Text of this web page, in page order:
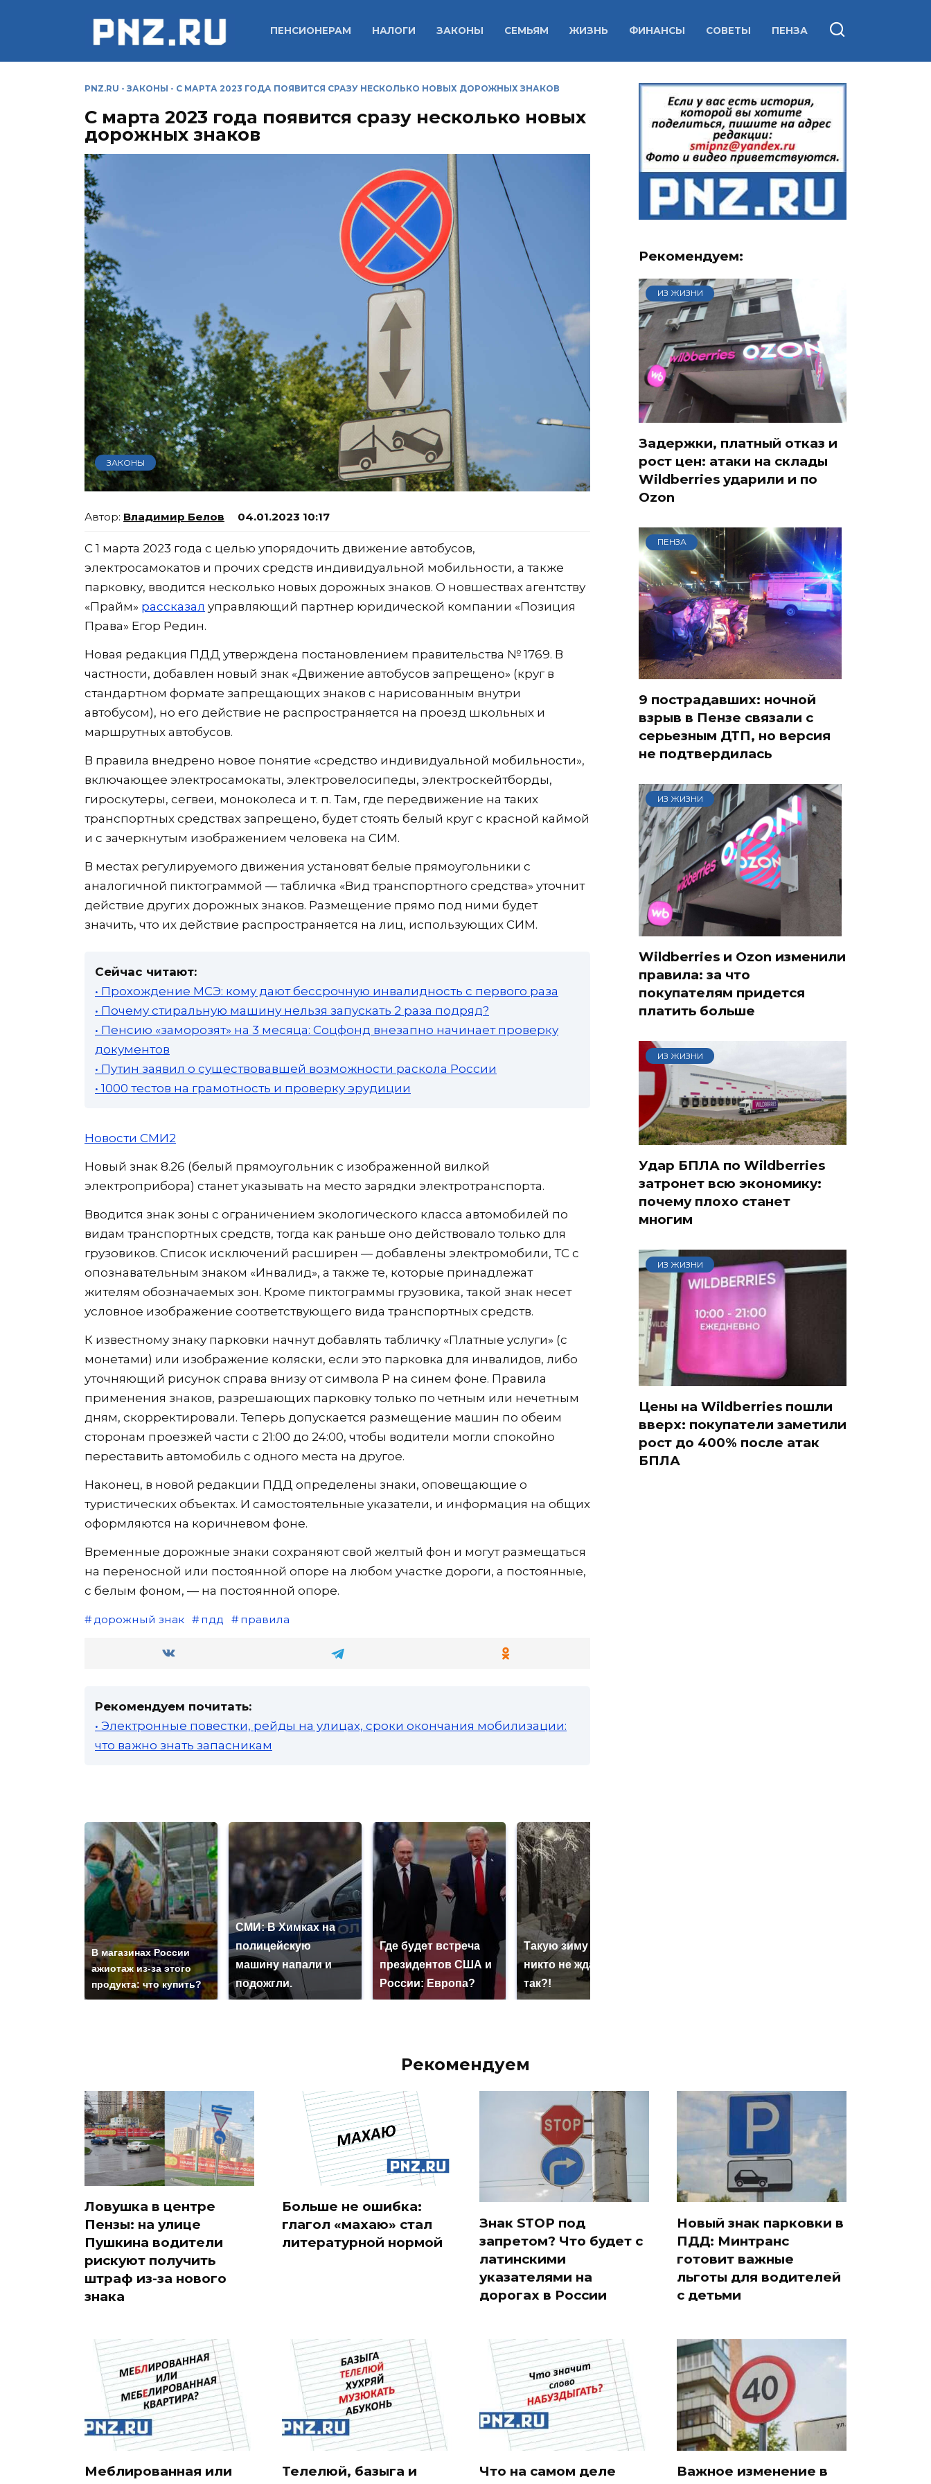
ПЕНСИОНЕРАМ НАЛОГИ ЗАКОНЫ СЕМЬЯМ ЖИЗНЬ ФИНАНСЫ СОВЕТЫ ПЕНЗА
PNZ.RU - ЗАКОНЫ - С МАРТА 2023 ГОДА ПОЯВИТСЯ СРАЗУ НЕСКОЛЬКО НОВЫХ ДОРОЖНЫХ ЗНАКОВ
С марта 2023 года появится сразу несколько новых
дорожных знаков
ЗАКОНЫ
Владимир Белов 04.01.2023 10:17
С 1 марта 2023 года с целью упорядочить движение автобусов,
электросамокатов и прочих средств индивидуальной мобильности, а также
парковку, вводится несколько новых дорожных знаков. О новшествах агентству
«Прайм» рассказал управляющий партнер юридической компании «Позиция
Права» Егор Редин.
Новая редакция ПДД утверждена постановлением правительства № 1769. В
частности, добавлен новый знак «Движение автобусов запрещено» (круг в
стандартном формате запрещающих знаков с нарисованным внутри
автобусом), но его действие не распространяется на проезд школьных и
маршрутных автобусов.
В правила внедрено новое понятие «средство индивидуальной мобильности»,
включающее электросамокаты, электровелосипеды, электроскейтборды,
гироскутеры, сегвеи, моноколеса и т. п. Там, где передвижение на таких
транспортных средствах запрещено, будет стоять белый круг с красной каймой
и с зачеркнутым изображением человека на СИМ.
В местах регулируемого движения установят белые прямоугольники с
аналогичной пиктограммой — табличка «Вид транспортного средства» уточнит
действие других дорожных знаков. Размещение прямо под ними будет
значить, что их действие распространяется на лиц, использующих СИМ.
Сейчас читают:
• Прохождение МСЭ: кому дают бессрочную инвалидность с первого раза
• Почему стиральную машину нельзя запускать 2 раза подряд?
• Пенсию «заморозят» на 3 месяца: Соцфонд внезапно начинает проверку
документов
• Путин заявил о существовавшей возможности раскола России
• 1000 тестов на грамотность и проверку эрудиции
Новости СМИ2
Новый знак 8.26 (белый прямоугольник с изображенной вилкой
электроприбора) станет указывать на место зарядки электротранспорта.
Вводится знак зоны с ограничением экологического класса автомобилей по
видам транспортных средств, тогда как раньше оно действовало только для
грузовиков. Список исключений расширен — добавлены электромобили, ТС с
опознавательным знаком «Инвалид», а также те, которые принадлежат
жителям обозначаемых зон. Кроме пиктограммы грузовика, такой знак несет
условное изображение соответствующего вида транспортных средств.
К известному знаку парковки начнут добавлять табличку «Платные услуги» (с
монетами) или изображение коляски, если это парковка для инвалидов, либо
уточняющий рисунок справа внизу от символа Р на синем фоне. Правила
применения знаков, разрешающих парковку только по четным или нечетным
дням, скорректировали. Теперь допускается размещение машин по обеим
сторонам проезжей части с 21:00 до 24:00, чтобы водители могли спокойно
переставить автомобиль с одного места на другое.
Наконец, в новой редакции ПДД определены знаки, оповещающие о
туристических объектах. И самостоятельные указатели, и информация на общих
оформляются на коричневом фоне.
Временные дорожные знаки сохраняют свой желтый фон и могут размещаться
на переносной или постоянной опоре на любом участке дороги, а постоянные,
с белым фоном, — на постоянной опоре.
дорожный знак пдд правила
Рекомендуем почитать:
• Электронные повестки, рейды на улицах, сроки окончания мобилизации:
что важно знать запасникам
В магазинах России
ажиотаж из-за этого
продукта: что купить?
СМИ: В Химках на
полицейскую
машину напали и
подожгли.
Где будет встреча
президентов США и
России: Европа?
Такую зиму в России
никто не ждал: как
так?!
Рекомендуем:
ИЗ ЖИЗНИ
Задержки, платный отказ и
рост цен: атаки на склады
Wildberries ударили и по
Ozon
ПЕНЗА
9 пострадавших: ночной
взрыв в Пензе связали с
серьезным ДТП, но версия
не подтвердилась
ИЗ ЖИЗНИ
Wildberries и Ozon изменили
правила: за что
покупателям придется
платить больше
ИЗ ЖИЗНИ
Удар БПЛА по Wildberries
затронет всю экономику:
почему плохо станет
многим
ИЗ ЖИЗНИ
Цены на Wildberries пошли
вверх: покупатели заметили
рост до 400% после атак
БПЛА
Рекомендуем
Ловушка в центре
Пензы: на улице
Пушкина водители
рискуют получить
штраф из-за нового
знака
Больше не ошибка:
глагол «махаю» стал
литературной нормой
Знак STOP под
запретом? Что будет с
латинскими
указателями на
дорогах в России
Новый знак парковки в
ПДД: Минтранс
готовит важные
льготы для водителей
с детьми
Меблированная или
Телелюй, базыга и
Что на самом деле
Важное изменение в